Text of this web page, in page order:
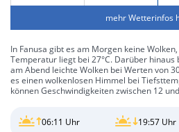
mehr Wetterinfos
In Fanusa gibt es am Morgen keine
Temperatur liegt bei 27°C. Darüber
am Abend leichte Wolken bei Werten von
es einen wolkenlosen Himmel bei
können Geschwindigkeiten zwischen 12
06:11 Uhr 19:57 Uhr